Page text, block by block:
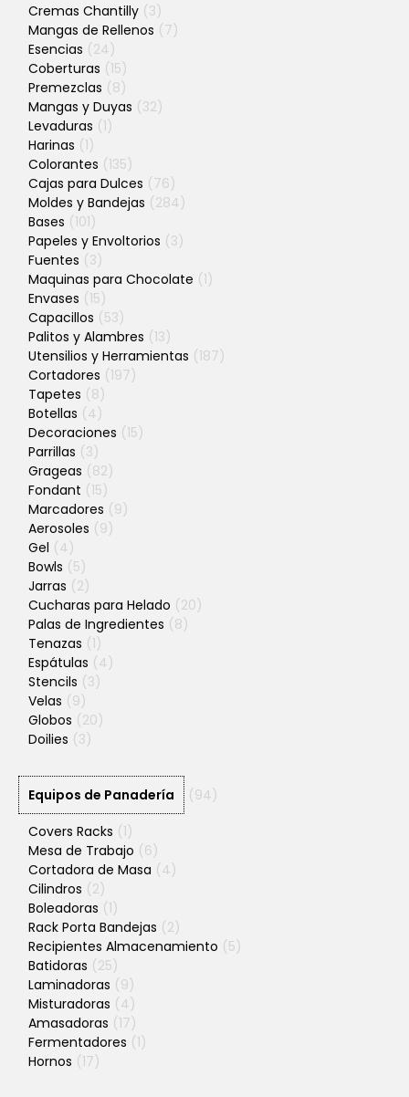
Cremas Chantilly (3)
Mangas de Rellenos (7)
Esencias (24)
Coberturas (15)
Premezclas (8)
Mangas y Duyas (32)
Levaduras (1)
Harinas (1)
Colorantes (135)
Cajas para Dulces (76)
Moldes y Bandejas (284)
Bases (101)
Papeles y Envoltorios (3)
Fuentes (3)
Maquinas para Chocolate (1)
Envases (15)
Capacillos (53)
Palitos y Alambres (13)
Utensilios y Herramientas (187)
Cortadores (197)
Tapetes (8)
Botellas (4)
Decoraciones (15)
Parrillas (3)
Grageas (82)
Fondant (15)
Marcadores (9)
Aerosoles (9)
Gel (4)
Bowls (5)
Jarras (2)
Cucharas para Helado (20)
Palas de Ingredientes (8)
Tenazas (1)
Espátulas (4)
Stencils (3)
Velas (9)
Globos (20)
Doilies (3)
Equipos de Panadería
(94)
Covers Racks (1)
Mesa de Trabajo (6)
Cortadora de Masa (4)
Cilindros (2)
Boleadoras (1)
Rack Porta Bandejas (2)
Recipientes Almacenamiento (5)
Batidoras (25)
Laminadoras (9)
Misturadoras (4)
Amasadoras (17)
Fermentadores (1)
Hornos (17)